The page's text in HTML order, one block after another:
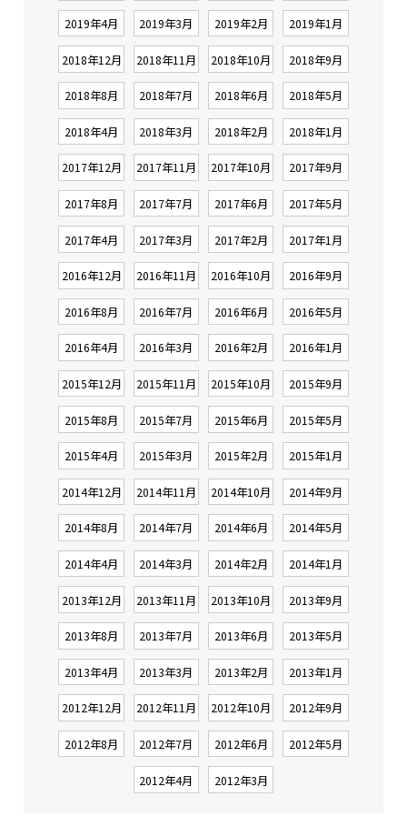
2019年4月 2019年3月 2019年2月 2019年1月
2018年12月 2018年11月 2018年10月 2018年9月
2018年8月 2018年7月 2018年6月 2018年5月
2018年4月 2018年3月 2018年2月 2018年1月
2017年12月 2017年11月 2017年10月 2017年9月
2017年8月 2017年7月 2017年6月 2017年5月
2017年4月 2017年3月 2017年2月 2017年1月
2016年12月 2016年11月 2016年10月 2016年9月
2016年8月 2016年7月 2016年6月 2016年5月
2016年4月 2016年3月 2016年2月 2016年1月
2015年12月 2015年11月 2015年10月 2015年9月
2015年8月 2015年7月 2015年6月 2015年5月
2015年4月 2015年3月 2015年2月 2015年1月
2014年12月 2014年11月 2014年10月 2014年9月
2014年8月 2014年7月 2014年6月 2014年5月
2014年4月 2014年3月 2014年2月 2014年1月
2013年12月 2013年11月 2013年10月 2013年9月
2013年8月 2013年7月 2013年6月 2013年5月
2013年4月 2013年3月 2013年2月 2013年1月
2012年12月 2012年11月 2012年10月 2012年9月
2012年8月 2012年7月 2012年6月 2012年5月
2012年4月 2012年3月